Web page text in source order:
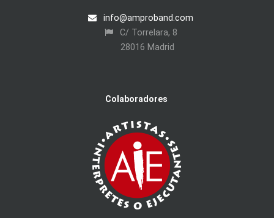
info@amproband.com
C/ Torrelara, 8
28016 Madrid
Colaboradores